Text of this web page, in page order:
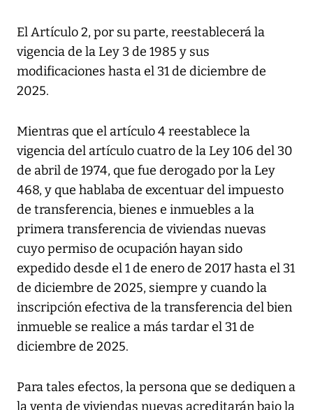
El Artículo 2, por su parte, reestablecerá la
vigencia de la Ley 3 de 1985 y sus
modificaciones hasta el 31 de diciembre de
2025.
Mientras que el artículo 4 reestablece la
vigencia del artículo cuatro de la Ley 106 del 30
de abril de 1974, que fue derogado por la Ley
468, y que hablaba de excentuar del impuesto
de transferencia, bienes e inmuebles a la
primera transferencia de viviendas nuevas
cuyo permiso de ocupación hayan sido
expedido desde el 1 de enero de 2017 hasta el 31
de diciembre de 2025, siempre y cuando la
inscripción efectiva de la transferencia del bien
inmueble se realice a más tardar el 31 de
diciembre de 2025.
Para tales efectos, la persona que se dediquen a
la venta de viviendas nuevas acreditarán bajo la